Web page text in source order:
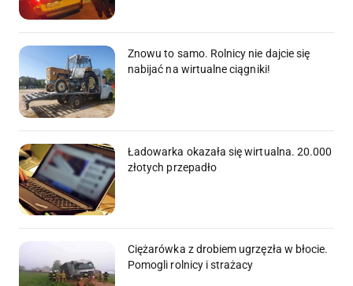
Znowu to samo. Rolnicy nie dajcie się
nabijać na wirtualne ciągniki!
Ładowarka okazała się wirtualna. 20.000
złotych przepadło
Ciężarówka z drobiem ugrzęzła w błocie.
Pomogli rolnicy i strażacy